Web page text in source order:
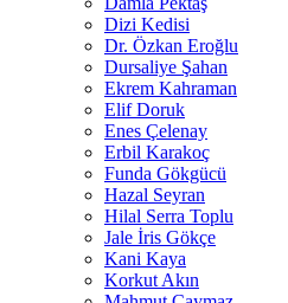
Dizi Kedisi
Dr. Özkan Eroğlu
Dursaliye Şahan
Ekrem Kahraman
Elif Doruk
Enes Çelenay
Erbil Karakoç
Funda Gökgücü
Hazal Seyran
Hilal Serra Toplu
Jale İris Gökçe
Kani Kaya
Korkut Akın